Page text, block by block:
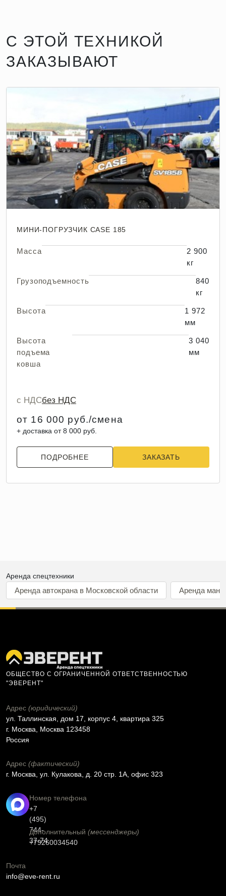
С ЭТОЙ ТЕХНИКОЙ
ЗАКАЗЫВАЮТ
МИНИ-ПОГРУЗЧИК CASE 185
Масса
2 900
кг
Грузоподъемность
840
кг
Высота
1 972
мм
Высота
подъема
ковша
3 040
мм
с НДСбез НДС
от 16 000 руб./смена
+ доставка от 8 000 руб.
ПОДРОБНЕЕ ЗАКАЗАТЬ
Аренда спецтехники
Аренда автокрана в Московской области Аренда
ОБЩЕСТВО С ОГРАНИЧЕННОЙ ОТВЕТСТВЕННОСТЬЮ
"ЭВЕРЕНТ"
Адрес (юридический)
ул. Таллинская, дом 17, корпус 4, квартира 325
г. Москва, Москва 123458
Россия
Адрес (фактический)
г. Москва, ул. Кулакова, д. 20 стр. 1А, офис 323
Номер телефона
+7
(495)
744-
37-74
Дополнительный (мессенджеры)
+79260034540
Почта
info@eve-rent.ru